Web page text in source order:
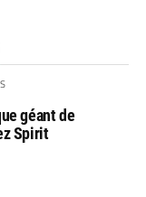
géant de
Spirit